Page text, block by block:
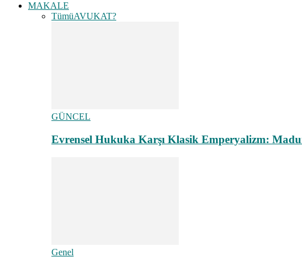
MAKALE
TümüAVUKAT?
GÜNCEL
Evrensel Hukuka Karşı Klasik Emperyalizm:
Genel